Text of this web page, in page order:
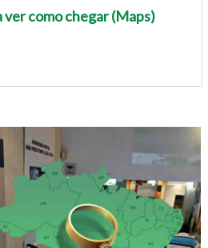
ver como chegar (Maps)